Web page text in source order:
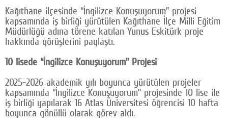
Kağıthane ilçesinde “İngilizce Konuşuyorum” projesi
kapsamında iş birliği yürütülen Kağıthane İlçe Milli Eğitim
Müdürlüğü adına törene katılan Yunus Eskitürk proje
hakkında görüşlerini paylaştı.
10 lisede “İngilizce Konuşuyorum” Projesi
2025-2026 akademik yılı boyunca yürütülen projeler
kapsamında “İngilizce Konuşuyorum” projesinde 10 lise ile
iş birliği yapılarak 16 Atlas Üniversitesi öğrencisi 10 hafta
boyunca gönüllü olarak görev aldı.